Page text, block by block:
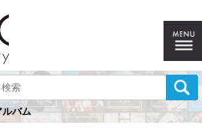
ルバム